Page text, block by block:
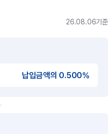
26.08.06기준
납입금액의 0.500%